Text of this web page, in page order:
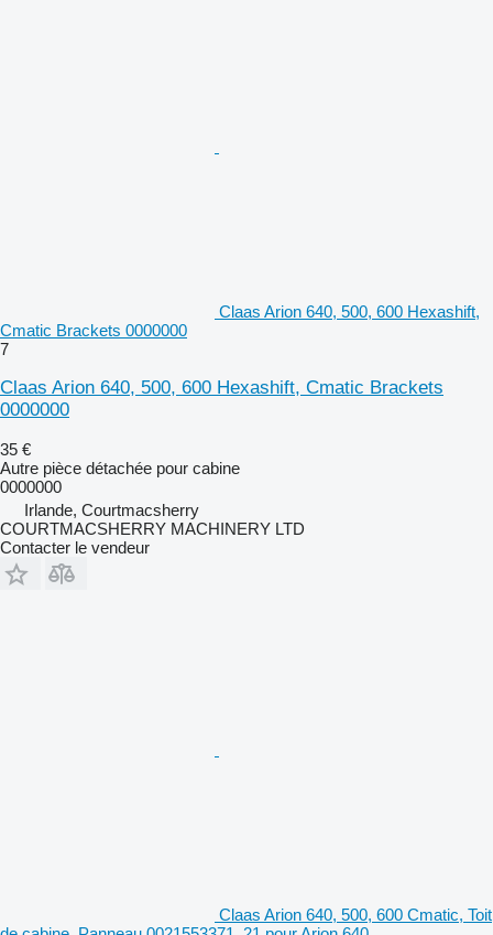
Claas Arion 640, 500, 600 Hexashift,
Cmatic Brackets 0000000
7
Claas Arion 640, 500, 600 Hexashift, Cmatic Brackets
0000000
35 €
Autre pièce détachée pour cabine
0000000
Irlande, Courtmacsherry
COURTMACSHERRY MACHINERY LTD
Contacter le vendeur
Claas Arion 640, 500, 600 Cmatic, Toit